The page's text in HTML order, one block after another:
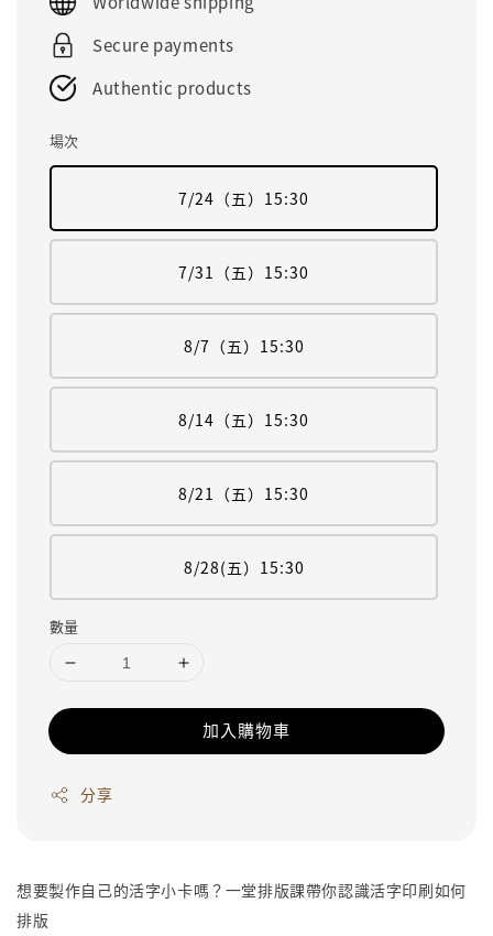
Secure payments
Authentic products
場次
7/24（五）15:30
7/31（五）15:30
8/7（五）15:30
8/14（五）15:30
8/21（五）15:30
8/28(五）15:30
數量
加入購物車
分享
想要製作自己的活字小卡嗎？一堂排版課帶你認識活字印刷如何
排版